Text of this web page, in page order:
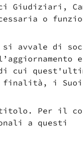
Giudiziari,
o
avvale di
cui
finalità, i
titolo. Per il
a questi